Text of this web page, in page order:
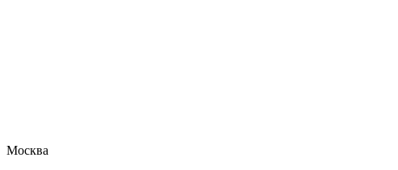
Москва